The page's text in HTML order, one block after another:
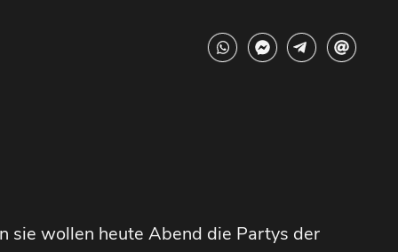
sie wollen heute Abend die Partys der